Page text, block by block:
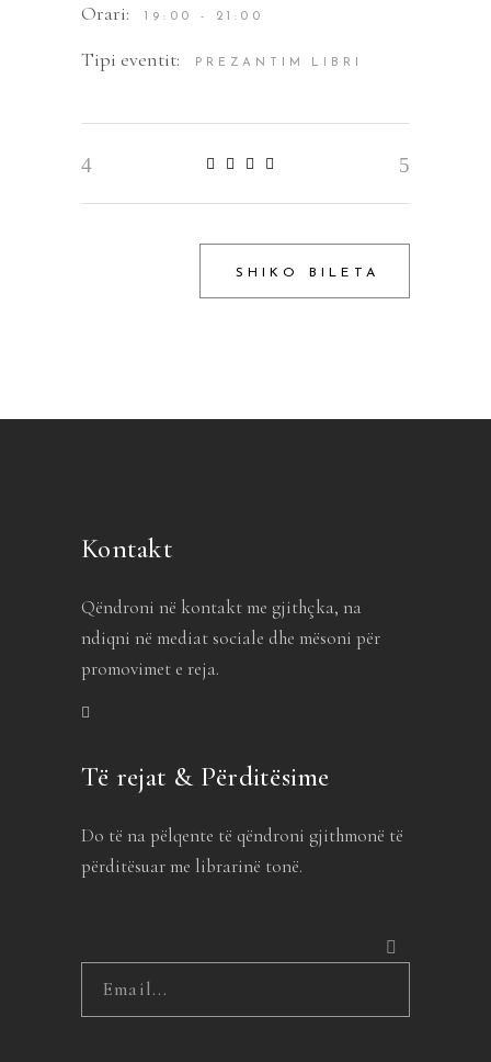
Orari: 19:00 - 21:00
Tipi eventit: PREZANTIM LIBRI
SHIKO BILETA
Kontakt
Qëndroni në kontakt me gjithçka, na
ndiqni në mediat sociale dhe mësoni për
promovimet e reja.
Të rejat & Përditësime
Do të na pëlqente të qëndroni gjithmonë të
përditësuar me librarinë tonë.